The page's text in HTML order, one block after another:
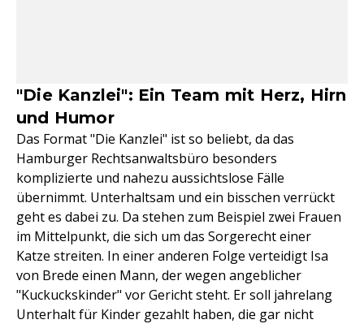
"Die Kanzlei": Ein Team mit Herz, Hirn
und Humor
Das Format "Die Kanzlei" ist so beliebt, da das
Hamburger Rechtsanwaltsbüro besonders
komplizierte und nahezu aussichtslose Fälle
übernimmt. Unterhaltsam und ein bisschen verrückt
geht es dabei zu. Da stehen zum Beispiel zwei Frauen
im Mittelpunkt, die sich um das Sorgerecht einer
Katze streiten. In einer anderen Folge verteidigt Isa
von Brede einen Mann, der wegen angeblicher
"Kuckuckskinder" vor Gericht steht. Er soll jahrelang
Unterhalt für Kinder gezahlt haben, die gar nicht